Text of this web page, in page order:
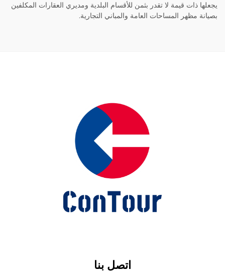
ذات قيمة لا تقدر بثمن للأقسام البلدية ومديري العقارات المكلفين
مظهر المساحات العامة والمباني التجارية.
اتصل بنا